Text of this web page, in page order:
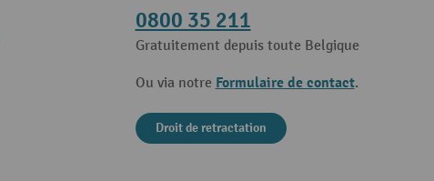
0800 35 211
Gratuitement depuis toute Belgique
Ou via notre Formulaire de contact.
Droit de retractation